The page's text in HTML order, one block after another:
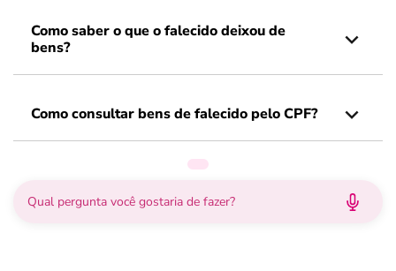
Como saber o que o falecido deixou de
bens?
Como consultar bens de falecido pelo CPF?